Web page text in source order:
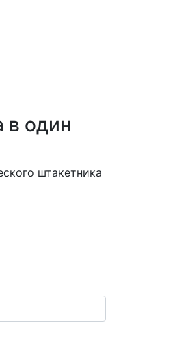
в один
штакетника